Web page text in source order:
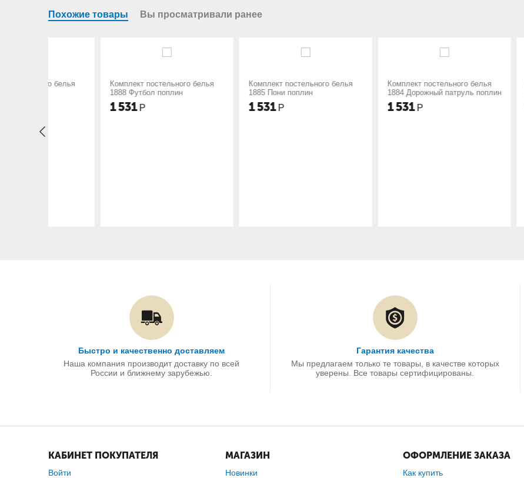
Похожие товары Вы просматривали ранее
Комплект постельного белья
1888 Футбол поплин
Комплект постельного белья
1885 Пони поплин
Комплект постельного белья
1884 Дорожный патруль поплин
Комплект
1789
Быстро и качественно доставляем
Наша компания производит доставку по всей
России и ближнему зарубежью.
Гарантия качества
Мы предлагаем только те товары, в качестве которых
уверены. Все товары сертифицированы.
КАБИНЕТ ПОКУПАТЕЛЯ
Войти
МАГАЗИН
Новинки
ОФОРМЛЕНИЕ ЗАКАЗА
Как купить